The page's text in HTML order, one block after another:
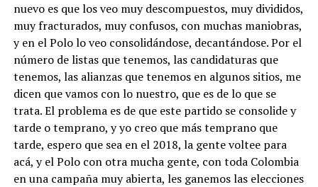
nuevo es que los veo muy descompuestos, muy divididos,
muy fracturados, muy confusos, con muchas maniobras,
y en el Polo lo veo consolidándose, decantándose. Por el
número de listas que tenemos, las candidaturas que
tenemos, las alianzas que tenemos en algunos sitios, me
dicen que vamos con lo nuestro, que es de lo que se
trata. El problema es de que este partido se consolide y
tarde o temprano, y yo creo que más temprano que
tarde, espero que sea en el 2018, la gente voltee para
acá, y el Polo con otra mucha gente, con toda Colombia
en una campaña muy abierta, les ganemos las elecciones